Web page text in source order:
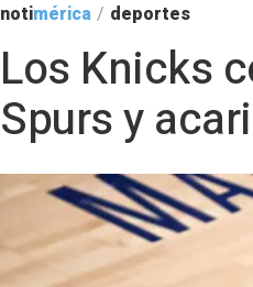
notimérica / deportes
Los Knicks
Spurs y